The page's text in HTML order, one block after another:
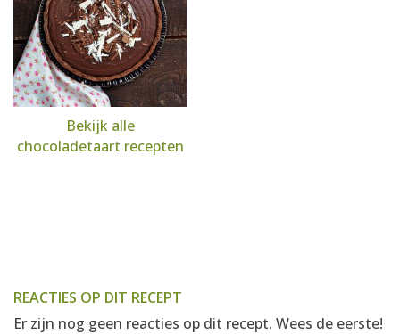
Bekijk alle
chocoladetaart recepten
REACTIES OP DIT RECEPT
Er zijn nog geen reacties op dit recept. Wees de eerste!